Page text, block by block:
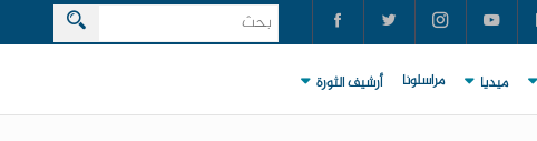
ميديا مراسلونا أرشيف الثورة